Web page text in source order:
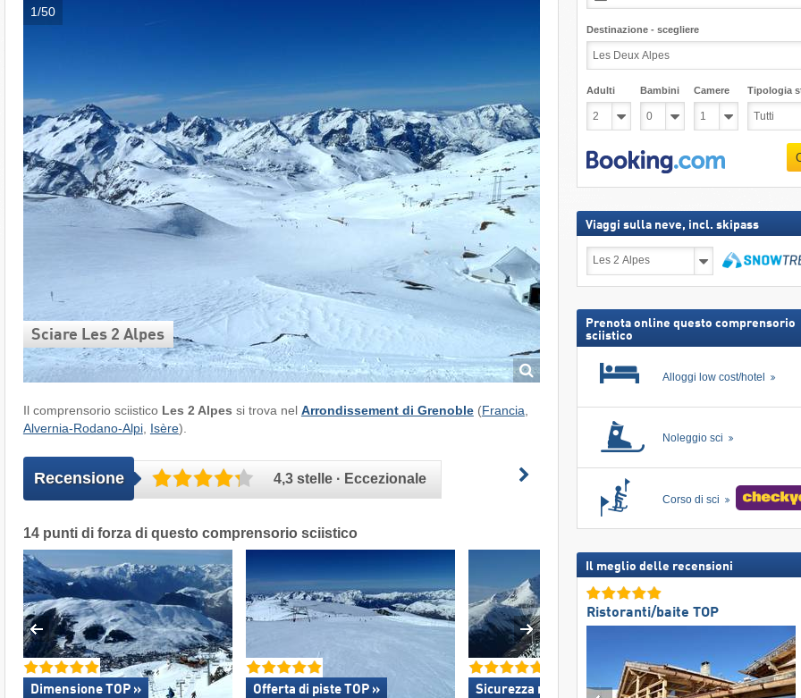
1/50
Sciare Les 2 Alpes
Il comprensorio sciistico Les 2 Alpes si trova nel Arrondissement di Grenoble(Francia
Alvernia-Rodano-Alpi, Isère).
Recensione 4,3 stelle · Eccezionale
14 punti di forza di questo comprensorio sciistico
Dimensione TOP » Offerta di piste TOP » Sicurezza neve TOP » TOP per famiglie e
Destinazione - scegliere
Adulti Bambini Camere Tipologia
Viaggi sulla neve, incl. skipass
sulla
Prenota online questo comprensorio
sciistico
Alloggi low cost/hotel
Noleggio sci
Corso di sci
Il meglio delle recensioni
Ristoranti/baite TOP